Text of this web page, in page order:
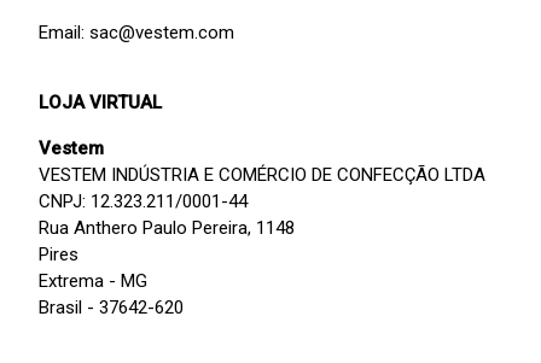
Email: sac@vestem.com
LOJA VIRTUAL
Vestem
VESTEM INDÚSTRIA E COMÉRCIO DE CONFECÇÃO LTDA
CNPJ: 12.323.211/0001-44
Rua Anthero Paulo Pereira, 1148
Pires
Extrema - MG
Brasil - 37642-620